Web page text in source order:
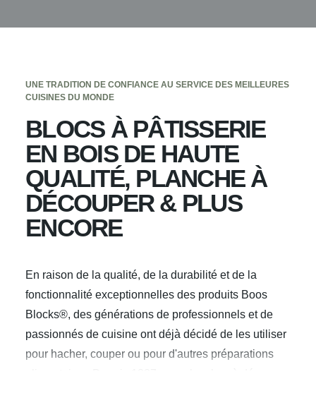
UNE TRADITION DE CONFIANCE AU SERVICE DES MEILLEURES
CUISINES DU MONDE
BLOCS À PÂTISSERIE
EN BOIS DE HAUTE
QUALITÉ, PLANCHE À
DÉCOUPER & PLUS
ENCORE
En raison de la qualité, de la durabilité et de la
fonctionnalité exceptionnelles des produits Boos
Blocks®, des générations de professionnels et de
passionnés de cuisine ont déjà décidé de les utiliser
pour hacher, couper ou pour d'autres préparations